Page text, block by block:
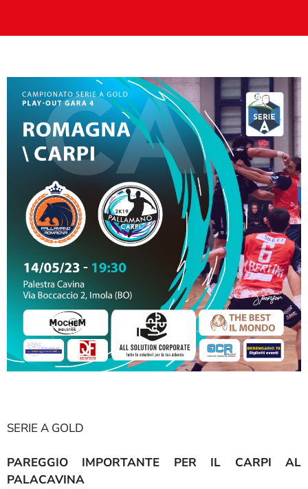
SERIE A GOLD
PAREGGIO IMPORTANTE PER IL CARPI AL
PALACAVINA